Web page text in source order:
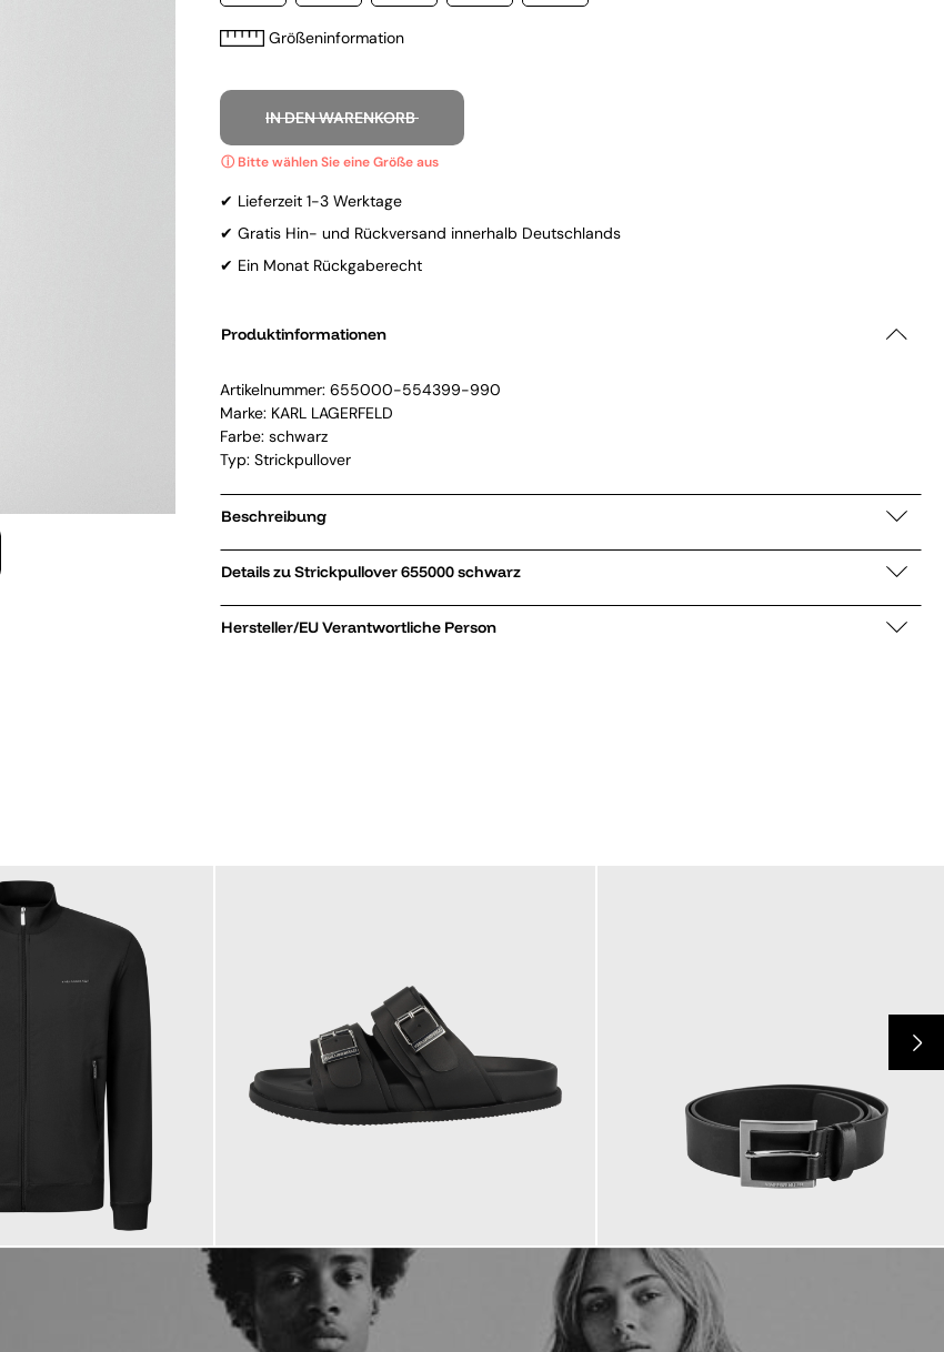
Größeninformation
IN DEN WARENKORB
✔ Lieferzeit 1-3 Werktage
✔ Gratis Hin- und Rückversand innerhalb Deutschlands
✔ Ein Monat Rückgaberecht
Produktinformationen
Artikelnummer: 655000-554399-990
Marke: KARL LAGERFELD
Farbe: schwarz
Typ: Strickpullover
Beschreibung
Details zu Strickpullover 655000 schwarz
Hersteller/EU Verantwortliche Person